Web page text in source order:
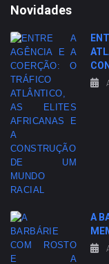
Novidades
A